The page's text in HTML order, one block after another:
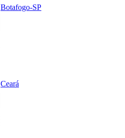
Botafogo-SP
Ceará